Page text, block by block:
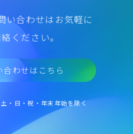
い合わせはお気軽に
ください。
合わせはこちら
・日・祝・年末年始を除く